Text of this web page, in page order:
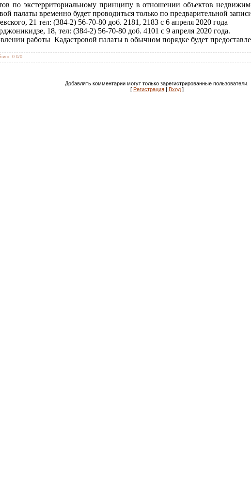
по экстерриториальному принципу в отношении объектов
палаты временно будет проводиться только по предварительной
21 тел: (384-2) 56-70-80 доб. 2181, 2183 с 6 апреля 2020 года
18, тел: (384-2) 56-70-80 доб. 4101 с 9 апреля 2020 года.
работы Кадастровой палаты в обычном порядке будет
: 0.0/0
Добавлять комментарии могут только зарегистрированные пользователи.
[ Регистрация| Вход]